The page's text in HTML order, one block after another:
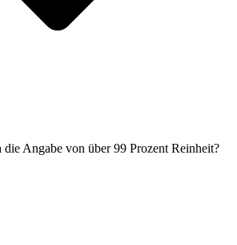
die Angabe von über 99 Prozent Reinheit?